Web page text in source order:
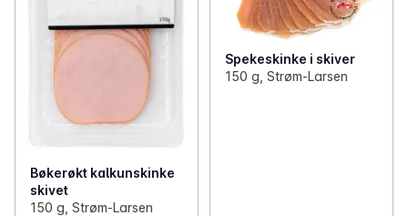
Bøkerøkt kalkunskinke
skivet
150 g, Strøm-Larsen
Spekeskinke i skiver
150 g, Strøm-Larsen